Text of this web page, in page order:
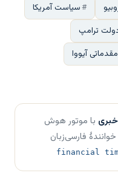
سیاست آمریکا
ترامپ
آیووا
با موتور هوش
فارسی‌زبان
financial